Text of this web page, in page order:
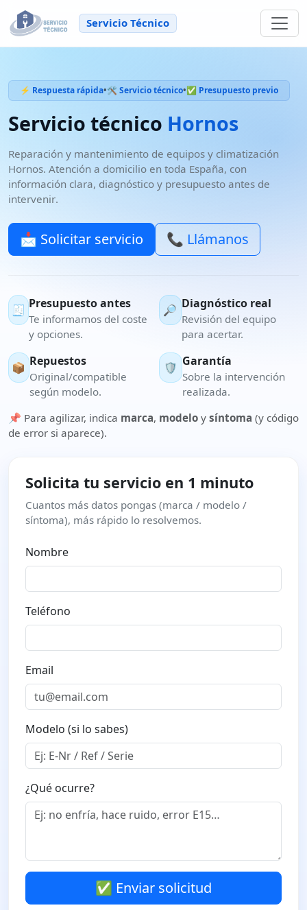
Servicio Técnico
⚡ Respuesta rápida•🛠️ Servicio técnico•✅ Presupuesto previo
Servicio técnico Hornos
Reparación y mantenimiento de equipos y climatización
Hornos. Atención a domicilio en toda España, con
información clara, diagnóstico y presupuesto antes de
intervenir.
📩 Solicitar servicio 📞 Llámanos
🧾 Presupuesto antes
Te informamos del coste
y opciones.
🔎 Diagnóstico real
Revisión del equipo
para acertar.
📦 Repuestos
Original/compatible
según modelo.
🛡️ Garantía
Sobre la intervención
realizada.
📌 Para agilizar, indica marca, modelo y síntoma (y código
de error si aparece).
Solicita tu servicio en 1 minuto
Cuantos más datos pongas (marca / modelo /
síntoma), más rápido lo resolvemos.
Nombre
Teléfono
Email
Modelo (si lo sabes)
¿Qué ocurre?
✅ Enviar solicitud